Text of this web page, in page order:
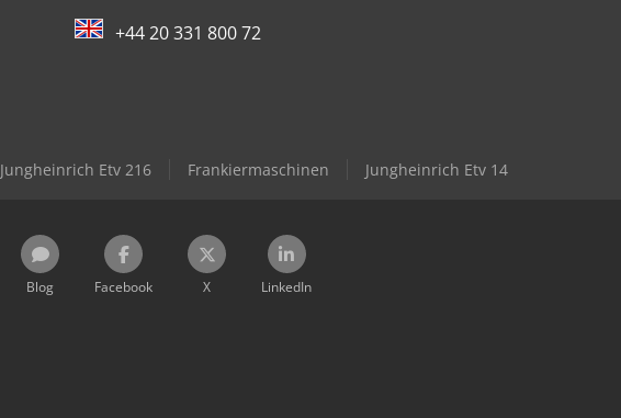
+44 20 331 800 72
Jungheinrich Etv 216 Frankiermaschinen Jungheinrich Etv 14
Blog Facebook X LinkedIn